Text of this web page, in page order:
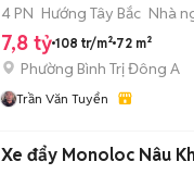
4 PN Hướng Tây Bắc Nhà
7,8 tỷ 108 tr/m² 72 m²
Phường Bình Trị Đông A
Trần Văn Tuyển
Xe đẩy Monoloc Nâu